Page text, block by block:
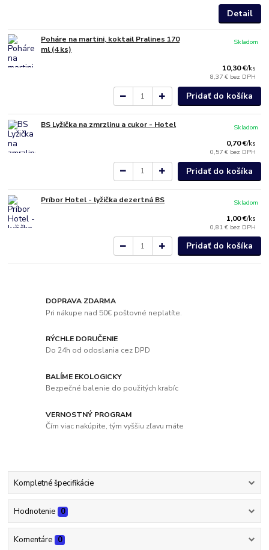
Detail
Poháre na martini, koktail Pralines 170
ml (4 ks)
10,30 €/ks
8,37 € bez DPH
Skladom
Pridať do košíka
BS Lyžička na zmrzlinu a cukor - Hotel
0,70 €/ks
0,57 € bez DPH
Skladom
Pridať do košíka
Príbor Hotel - lyžička dezertná BS
1,00 €/ks
0,81 € bez DPH
Skladom
Pridať do košíka
DOPRAVA ZDARMA
Pri nákupe nad 50€ poštovné neplatíte.
RÝCHLE DORUČENIE
Do 24h od odoslania cez DPD
BALÍME EKOLOGICKY
Bezpečné balenie do použitých krabíc
VERNOSTNÝ PROGRAM
Čím viac nakúpite, tým vyššiu zľavu máte
Kompletné špecifikácie
Hodnotenie 0
Komentáre 0